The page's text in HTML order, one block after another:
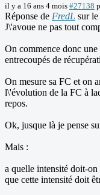
il y a 16 ans 4 mois #27138
Réponse de FredL sur
J\'avoue ne pas tout
On commence donc
entrecoupés de
On mesure sa FC et on
l\'évolution de la FC à
repos.
Ok, jusque là je pense
Mais :
a quelle intensité doit-on
que cette intensité doit